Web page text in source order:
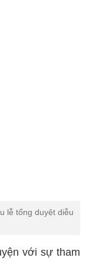
lễ tổng duyệt diễu
với sự tham